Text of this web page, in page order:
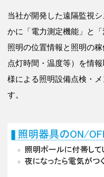
当社が開発した遠隔監視
かに「電力測定機能」と
照明の位置情報と照明の
点灯時間・温度等）を情
様による照明設備点検・
す。